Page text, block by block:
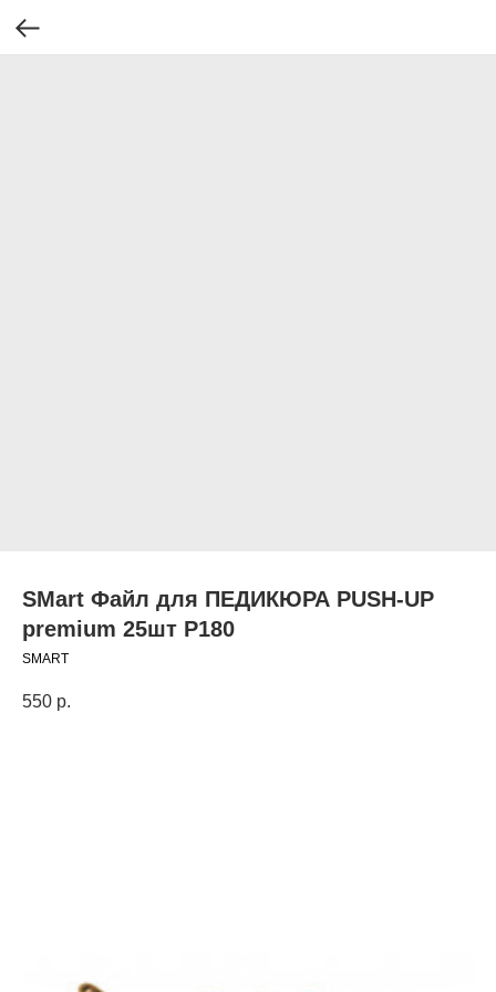
SMart Файл для ПЕДИКЮРА PUSH-UP
premium 25шт P180
SMART
550 р.